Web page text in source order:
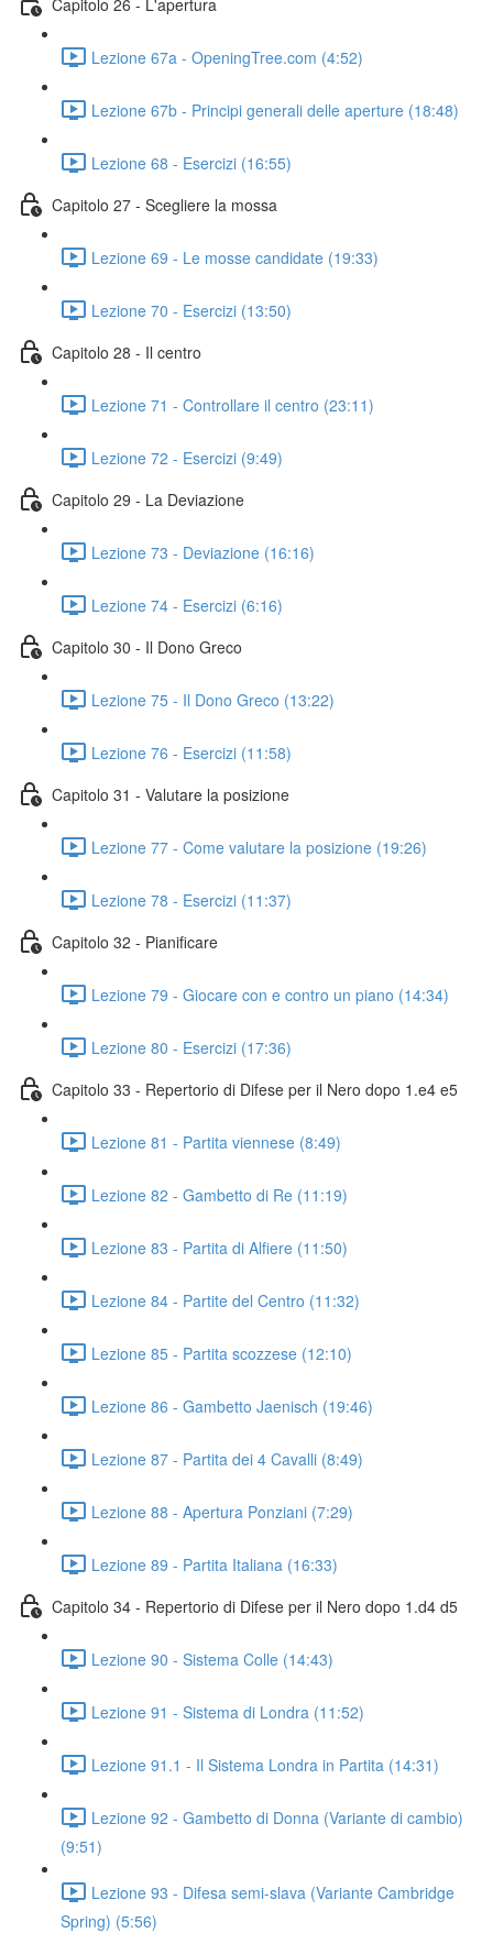
Lezione 67a - OpeningTree.com (4:52)
Lezione 67b - Principi generali delle aperture (18:48)
Lezione 68 - Esercizi (16:55)
Capitolo 27 - Scegliere la mossa
Lezione 69 - Le mosse candidate (19:33)
Lezione 70 - Esercizi (13:50)
Capitolo 28 - Il centro
Lezione 71 - Controllare il centro (23:11)
Lezione 72 - Esercizi (9:49)
Capitolo 29 - La Deviazione
Lezione 73 - Deviazione (16:16)
Lezione 74 - Esercizi (6:16)
Capitolo 30 - Il Dono Greco
Lezione 75 - Il Dono Greco (13:22)
Lezione 76 - Esercizi (11:58)
Capitolo 31 - Valutare la posizione
Lezione 77 - Come valutare la posizione (19:26)
Lezione 78 - Esercizi (11:37)
Capitolo 32 - Pianificare
Lezione 79 - Giocare con e contro un piano (14:34)
Lezione 80 - Esercizi (17:36)
Capitolo 33 - Repertorio di Difese per il Nero dopo 1.e4 e5
Lezione 81 - Partita viennese (8:49)
Lezione 82 - Gambetto di Re (11:19)
Lezione 83 - Partita di Alfiere (11:50)
Lezione 84 - Partite del Centro (11:32)
Lezione 85 - Partita scozzese (12:10)
Lezione 86 - Gambetto Jaenisch (19:46)
Lezione 87 - Partita dei 4 Cavalli (8:49)
Lezione 88 - Apertura Ponziani (7:29)
Lezione 89 - Partita Italiana (16:33)
Capitolo 34 - Repertorio di Difese per il Nero dopo 1.d4 d5
Lezione 90 - Sistema Colle (14:43)
Lezione 91 - Sistema di Londra (11:52)
Lezione 91.1 - Il Sistema Londra in Partita (14:31)
Lezione 92 - Gambetto di Donna (Variante di cambio)
(9:51)
Lezione 93 - Difesa semi-slava (Variante Cambridge
Spring) (5:56)